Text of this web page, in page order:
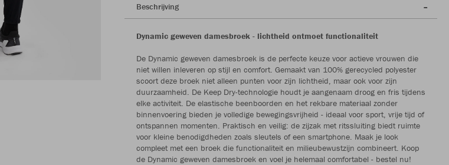
Beschrijving
Dynamic geweven damesbroek - lichtheid ontmoet functionaliteit
De Dynamic geweven damesbroek is de perfecte keuze voor actieve vrouwen die
niet willen inleveren op stijl en comfort. Gemaakt van 100% gerecycled polyester
scoort deze broek niet alleen punten voor zijn lichtheid, maar ook voor zijn
duurzaamheid. De Keep Dry-technologie houdt je aangenaam droog en fris tijdens
elke activiteit. De elastische beenboorden en het rekbare materiaal zonder
binnenvoering bieden je volledige bewegingsvrijheid - ideaal voor sport, vrije tijd of
ontspannen momenten. Praktisch en veilig: de zijzak met ritssluiting biedt ruimte
voor kleine benodigdheden zoals sleutels of een smartphone. Maak je look
compleet met een broek die functionaliteit en milieubewustzijn combineert. Koop
de Dynamic geweven damesbroek en voel je helemaal comfortabel - bestel nu!